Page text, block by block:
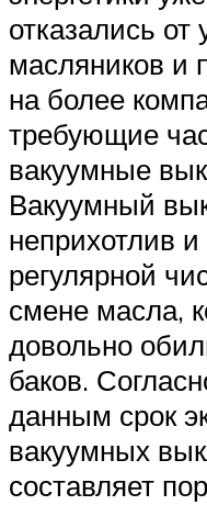
отказались
масляников и
на более
требующие
вакуумные
Вакуумный
неприхотлив и
регулярной
смене масла,
довольно
баков.
данным срок
вакуумных
составляет